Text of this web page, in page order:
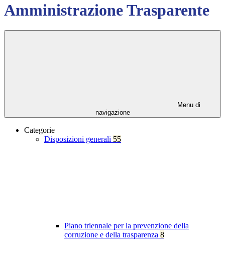
Amministrazione Trasparente
Menu di
navigazione
Categorie
Disposizioni generali 55
Piano triennale per la prevenzione della
corruzione e della trasparenza 8